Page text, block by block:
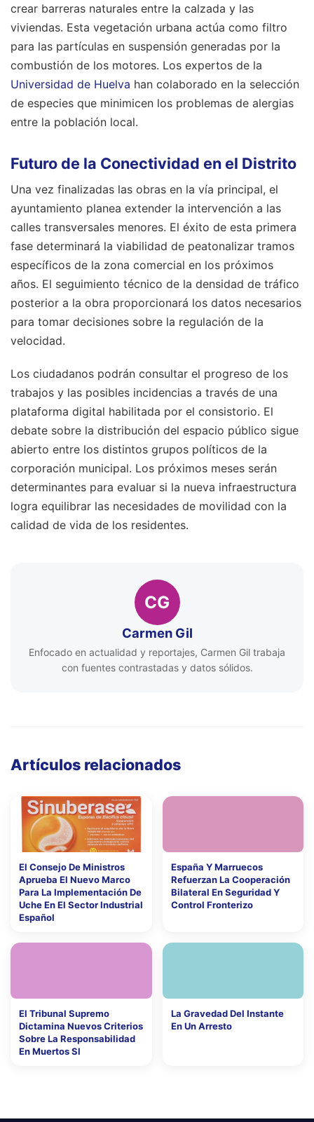
crear barreras naturales entre la calzada y las
viviendas. Esta vegetación urbana actúa como filtro
para las partículas en suspensión generadas por la
combustión de los motores. Los expertos de la
Universidad de Huelva han colaborado en la selección
de especies que minimicen los problemas de alergias
entre la población local.
Futuro de la Conectividad en el Distrito
Una vez finalizadas las obras en la vía principal, el
ayuntamiento planea extender la intervención a las
calles transversales menores. El éxito de esta primera
fase determinará la viabilidad de peatonalizar tramos
específicos de la zona comercial en los próximos
años. El seguimiento técnico de la densidad de tráfico
posterior a la obra proporcionará los datos necesarios
para tomar decisiones sobre la regulación de la
velocidad.
Los ciudadanos podrán consultar el progreso de los
trabajos y las posibles incidencias a través de una
plataforma digital habilitada por el consistorio. El
debate sobre la distribución del espacio público sigue
abierto entre los distintos grupos políticos de la
corporación municipal. Los próximos meses serán
determinantes para evaluar si la nueva infraestructura
logra equilibrar las necesidades de movilidad con la
calidad de vida de los residentes.
CG
Carmen Gil
Enfocado en actualidad y reportajes, Carmen Gil trabaja
con fuentes contrastadas y datos sólidos.
Artículos relacionados
El Consejo De Ministros
Aprueba El Nuevo Marco
Para La Implementación De
Uche En El Sector Industrial
Español
España Y Marruecos
Refuerzan La Cooperación
Bilateral En Seguridad Y
Control Fronterizo
El Tribunal Supremo
Dictamina Nuevos Criterios
Sobre La Responsabilidad
En Muertos Sl
La Gravedad Del Instante
En Un Arresto